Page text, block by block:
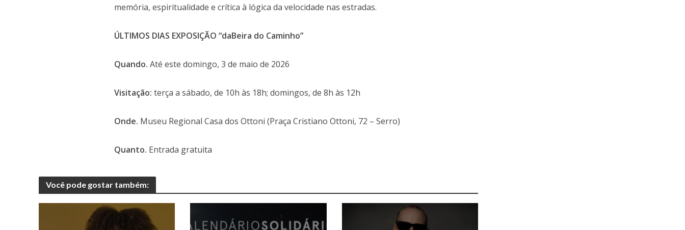
memória, espiritualidade e crítica à lógica da velocidade nas estradas.
ÚLTIMOS DIAS EXPOSIÇÃO “daBeira do Caminho”
Quando. Até este domingo, 3 de maio de 2026
Visitação:terça a sábado, de 10h às 18h; domingos, de 8h às 12h
Onde. Museu Regional Casa dos Ottoni (Praça Cristiano Ottoni, 72 – Serro)
Quanto. Entrada gratuita
Você pode gostar também: